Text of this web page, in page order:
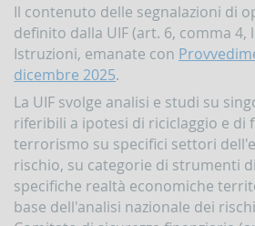
tutorial
Rapporto
annuale
Quaderni
dell'antiriciclaggio
Newsletter
Interventi
Il contenuto delle segnalazioni di
definito dalla UIF (art. 6, comma
Istruzioni, emanate con
dicembre 2025.
La UIF svolge analisi e studi su
riferibili a ipotesi di riciclaggio e di
terrorismo su specifici settori
rischio, su categorie di strumenti
specifiche realtà economiche
base dell'analisi nazionale dei